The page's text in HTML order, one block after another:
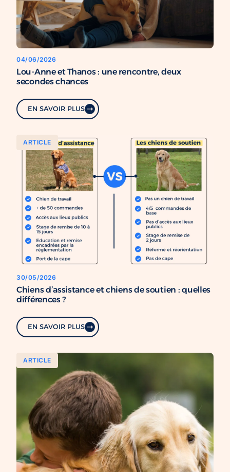
04/06/2026
Lou-Anne et Thanos : une rencontre, deux
secondes chances
EN SAVOIR PLUS
ARTICLE
30/05/2026
Chiens d’assistance et chiens de soutien : quelles
différences ?
EN SAVOIR PLUS
ARTICLE